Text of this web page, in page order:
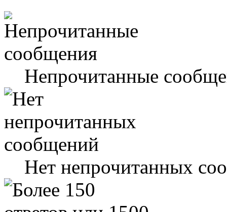
Непрочитанные
Нет непрочитанных